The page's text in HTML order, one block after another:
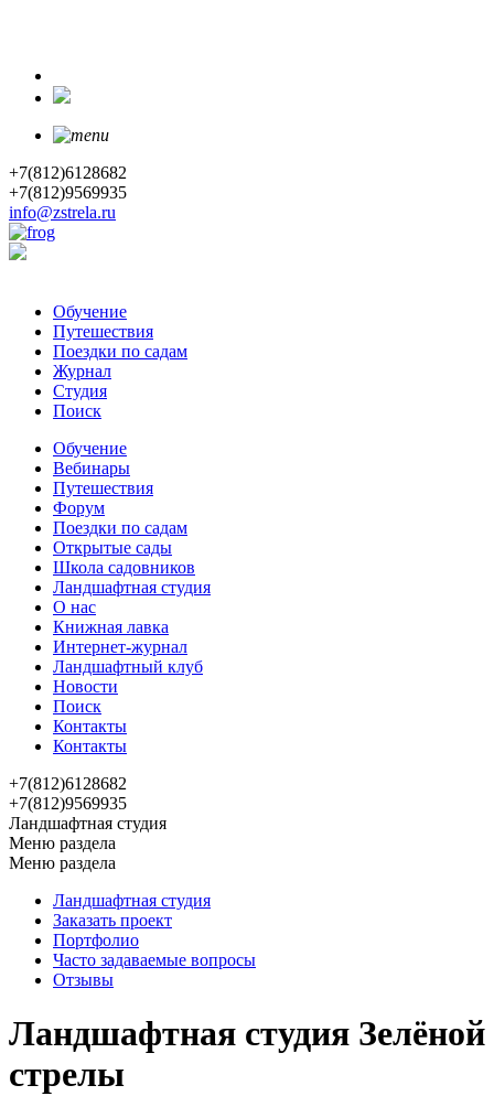
+7(812)6128682
+7(812)9569935
info@zstrela.ru
Обучение
Путешествия
Поездки по садам
Журнал
Студия
Поиск
Обучение
Вебинары
Путешествия
Форум
Поездки по садам
Открытые сады
Школа садовников
Ландшафтная студия
О нас
Книжная лавка
Интернет-журнал
Ландшафтный клуб
Новости
Поиск
Контакты
Контакты
+7(812)6128682
+7(812)9569935
Ландшафтная студия
Меню раздела
Меню раздела
Ландшафтная студия
Заказать проект
Портфолио
Часто задаваемые вопросы
Отзывы
Ландшафтная студия Зелёной
стрелы